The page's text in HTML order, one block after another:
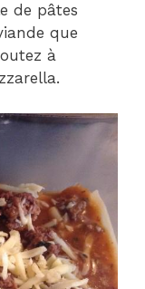
de pâtes
que
à